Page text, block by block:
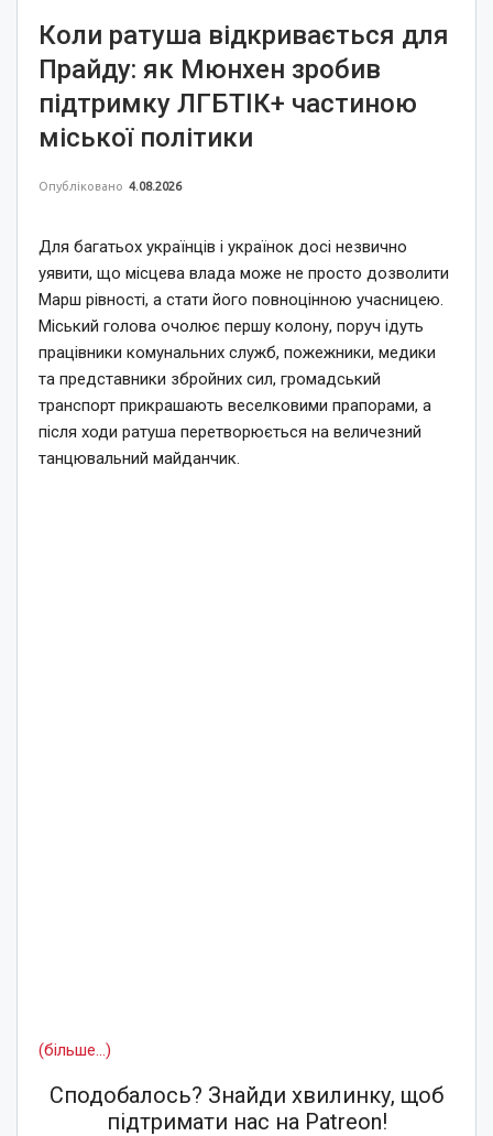
Коли ратуша відкривається для
Прайду: як Мюнхен зробив
підтримку ЛГБТІК+ частиною
міської політики
Опубліковано 4.08.2026
Для багатьох українців і українок досі незвично
уявити, що місцева влада може не просто дозволити
Марш рівності, а стати його повноцінною учасницею.
Міський голова очолює першу колону, поруч ідуть
працівники комунальних служб, пожежники, медики
та представники збройних сил, громадський
транспорт прикрашають веселковими прапорами, а
після ходи ратуша перетворюється на величезний
танцювальний майданчик.
(більше…)
Сподобалось? Знайди хвилинку, щоб
підтримати нас на Patreon!